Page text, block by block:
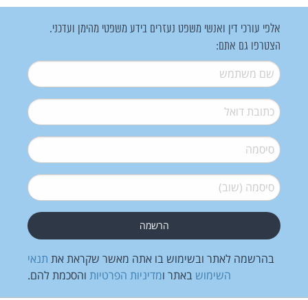
אלפי עורכי דין ואנשי משפט נעזרים בידע משפטי מהימן ועדכני.
הצטרפו גם אתם:
שם משתמש*
דואל*
סיסמה*
סיסמה (שוב)*
בהרשמה לאתר ובשימוש בו אתה מאשר שקראת את תנאי
השימוש באתר ומדיניות הפרטיות והסכמת להם.